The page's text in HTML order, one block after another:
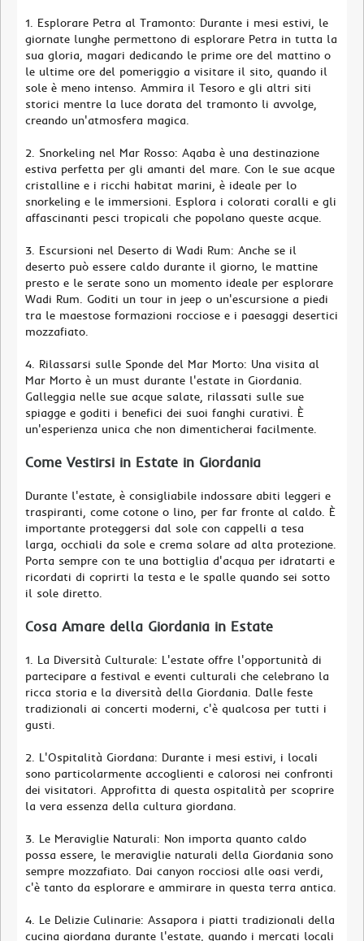
1. Esplorare Petra al Tramonto: Durante i mesi estivi, le
giornate lunghe permettono di esplorare Petra in tutta la
sua gloria, magari dedicando le prime ore del mattino o
le ultime ore del pomeriggio a visitare il sito, quando il
sole è meno intenso. Ammira il Tesoro e gli altri siti
storici mentre la luce dorata del tramonto li avvolge,
creando un'atmosfera magica.
2. Snorkeling nel Mar Rosso: Aqaba è una destinazione
estiva perfetta per gli amanti del mare. Con le sue acque
cristalline e i ricchi habitat marini, è ideale per lo
snorkeling e le immersioni. Esplora i colorati coralli e gli
affascinanti pesci tropicali che popolano queste acque.
3. Escursioni nel Deserto di Wadi Rum: Anche se il
deserto può essere caldo durante il giorno, le mattine
presto e le serate sono un momento ideale per esplorare
Wadi Rum. Goditi un tour in jeep o un'escursione a piedi
tra le maestose formazioni rocciose e i paesaggi desertici
mozzafiato.
4. Rilassarsi sulle Sponde del Mar Morto: Una visita al
Mar Morto è un must durante l'estate in Giordania.
Galleggia nelle sue acque salate, rilassati sulle sue
spiagge e goditi i benefici dei suoi fanghi curativi. È
un'esperienza unica che non dimenticherai facilmente.
Come Vestirsi in Estate in Giordania
Durante l'estate, è consigliabile indossare abiti leggeri e
traspiranti, come cotone o lino, per far fronte al caldo. È
importante proteggersi dal sole con cappelli a tesa
larga, occhiali da sole e crema solare ad alta protezione.
Porta sempre con te una bottiglia d'acqua per idratarti e
ricordati di coprirti la testa e le spalle quando sei sotto
il sole diretto.
Cosa Amare della Giordania in Estate
1. La Diversità Culturale: L'estate offre l'opportunità di
partecipare a festival e eventi culturali che celebrano la
ricca storia e la diversità della Giordania. Dalle feste
tradizionali ai concerti moderni, c'è qualcosa per tutti i
gusti.
2. L'Ospitalità Giordana: Durante i mesi estivi, i locali
sono particolarmente accoglienti e calorosi nei confronti
dei visitatori. Approfitta di questa ospitalità per scoprire
la vera essenza della cultura giordana.
3. Le Meraviglie Naturali: Non importa quanto caldo
possa essere, le meraviglie naturali della Giordania sono
sempre mozzafiato. Dai canyon rocciosi alle oasi verdi,
c'è tanto da esplorare e ammirare in questa terra antica.
4. Le Delizie Culinarie: Assapora i piatti tradizionali della
cucina giordana durante l'estate, quando i mercati locali